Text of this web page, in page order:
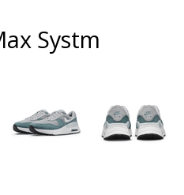
Systm